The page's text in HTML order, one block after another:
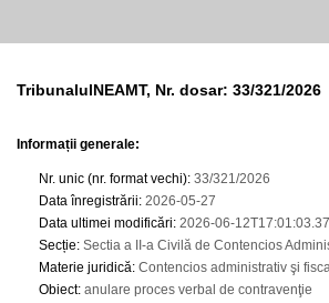
TribunalulNEAMT, Nr. dosar: 33/321/2026
Informații generale:
Nr. unic (nr. format vechi): 33/321/2026
Data înregistrării: 2026-05-27
Data ultimei modificări: 2026-06-12T17:01:03.37
Secție: Sectia a II-a Civilă de Contencios
Materie juridică: Contencios administrativ şi
Obiect: anulare proces verbal de contravenţie